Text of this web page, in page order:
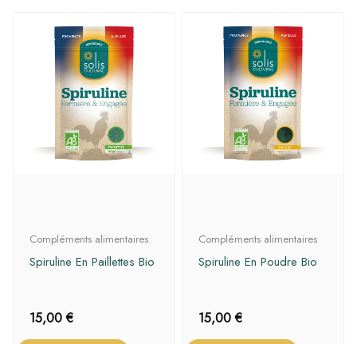
Compléments alimentaires
Spiruline En Paillettes Bio
15,00€
Compléments alimentaires
Spiruline En Poudre Bio
15,00€